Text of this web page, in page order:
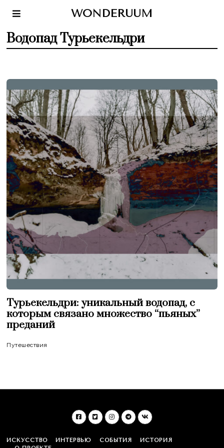
WONDERUUM
Водопад Турьекельдри
Турьекельдри: уникальный водопад, с
которым связано множество “пьяных”
преданий
Путешествия
ИСКУССТВО ИНТЕРВЬЮ СОБЫТИЯ
ИСТОРИЯ